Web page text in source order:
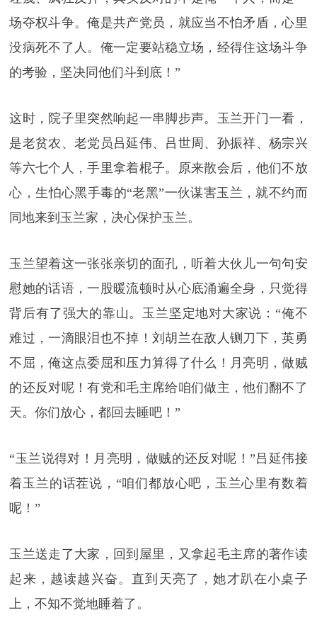
场夺权斗争。俺是共产党员，就应当不怕矛盾，心里
没病死不了人。俺一定要站稳立场，经得住这场斗争
的考验，坚决同他们斗到底！”
这时，院子里突然响起一串脚步声。玉兰开门一看，
是老贫农、老党员吕延伟、吕世周、孙振祥、杨宗兴
等六七个人，手里拿着棍子。原来散会后，他们不放
心，生怕心黑手毒的“老黑”一伙谋害玉兰，就不约而
同地来到玉兰家，决心保护玉兰。
玉兰望着这一张张亲切的面孔，听着大伙儿一句句安
慰她的话语，一股暖流顿时从心底涌遍全身，只觉得
背后有了强大的靠山。玉兰坚定地对大家说：“俺不
难过，一滴眼泪也不掉！刘胡兰在敌人铡刀下，英勇
不屈，俺这点委屈和压力算得了什么！月亮明，做贼
的还反对呢！有党和毛主席给咱们做主，他们翻不了
天。你们放心，都回去睡吧！”
“玉兰说得对！月亮明，做贼的还反对呢！”吕延伟接
着玉兰的话茬说，“咱们都放心吧，玉兰心里有数着
呢！”
玉兰送走了大家，回到屋里，又拿起毛主席的著作读
起来，越读越兴奋。直到天亮了，她才趴在小桌子
上，不知不觉地睡着了。